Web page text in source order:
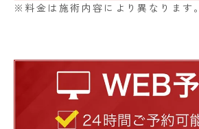
※料金は施術内容により異なります。